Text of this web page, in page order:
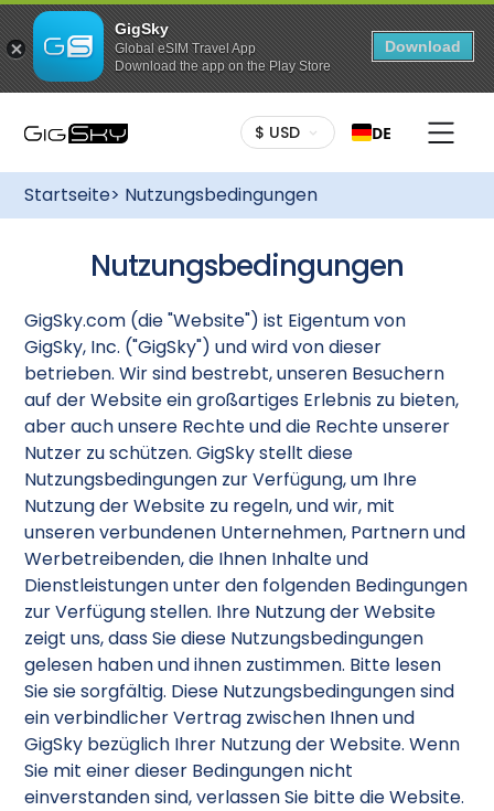
GigSky
Global eSIM Travel App
Download the app on the Play Store
Download
$ USD DE
Startseite> Nutzungsbedingungen
Nutzungsbedingungen
GigSky.com (die "Website") ist Eigentum von
GigSky, Inc. ("GigSky") und wird von dieser
betrieben. Wir sind bestrebt, unseren Besuchern
auf der Website ein großartiges Erlebnis zu bieten,
aber auch unsere Rechte und die Rechte unserer
Nutzer zu schützen. GigSky stellt diese
Nutzungsbedingungen zur Verfügung, um Ihre
Nutzung der Website zu regeln, und wir, mit
unseren verbundenen Unternehmen, Partnern und
Werbetreibenden, die Ihnen Inhalte und
Dienstleistungen unter den folgenden Bedingungen
zur Verfügung stellen. Ihre Nutzung der Website
zeigt uns, dass Sie diese Nutzungsbedingungen
gelesen haben und ihnen zustimmen. Bitte lesen
Sie sie sorgfältig. Diese Nutzungsbedingungen sind
ein verbindlicher Vertrag zwischen Ihnen und
GigSky bezüglich Ihrer Nutzung der Website. Wenn
Sie mit einer dieser Bedingungen nicht
einverstanden sind, verlassen Sie bitte die Website.